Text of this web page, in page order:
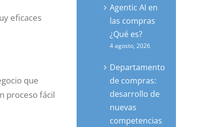
eficaces
que
proceso fácil
Agentic AI en
las compras
¿Qué es?
4 agosto, 2026
Departamento
de compras:
desarrollo de
nuevas
competencias